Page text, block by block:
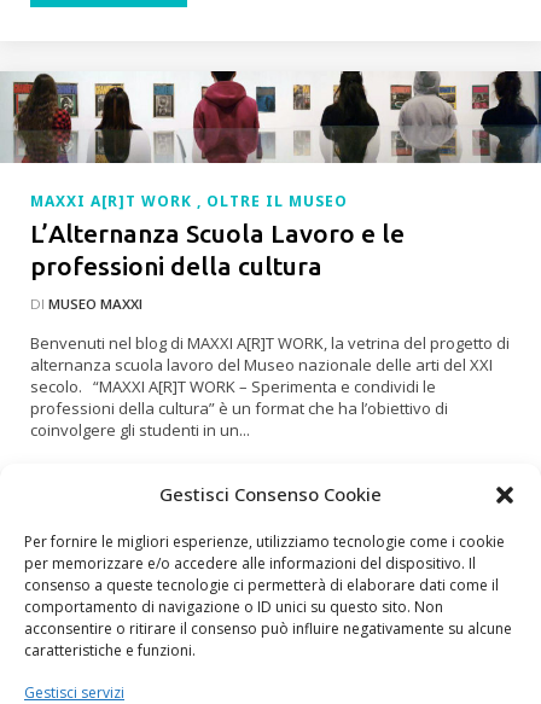
Gestisci Consenso Cookie
Per fornire le migliori esperienze, utilizziamo tecnologie come i cookie
per memorizzare e/o accedere alle informazioni del dispositivo. Il
consenso a queste tecnologie ci permetterà di elaborare dati come il
comportamento di navigazione o ID unici su questo sito. Non
acconsentire o ritirare il consenso può influire negativamente su alcune
caratteristiche e funzioni.
Gestisci servizi
MAXXI A[R]T WORK OLTRE IL MUSEO
L’Alternanza Scuola Lavoro e le
professioni della cultura
DI MUSEO MAXXI
Benvenuti nel blog di MAXXI A[R]T WORK, la vetrina del progetto di
alternanza scuola lavoro del Museo nazionale delle arti del XXI
secolo. “MAXXI A[R]T WORK – Sperimenta e condividi le
professioni della cultura” è un format che ha l’obiettivo di
coinvolgere gli studenti in un...
1 2 3 4 5 6 7
8